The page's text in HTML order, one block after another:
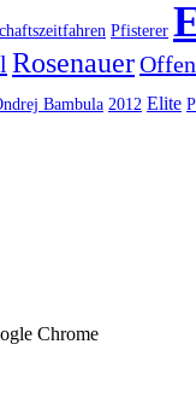
Pfisterer
Rosenauer
Bambula 2012 Elite
Chrome